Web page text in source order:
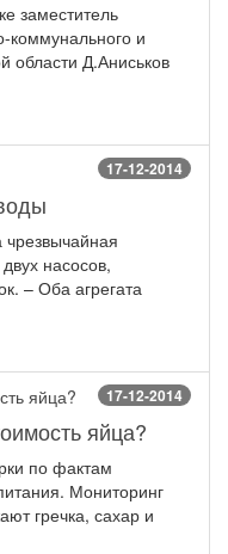
заместитель
коммунального и
области Д.Аниськов
17-12-2014
насосов,
– Оба агрегата
17-12-2014
яйца?
по фактам
Мониторинг
гречка, сахар и